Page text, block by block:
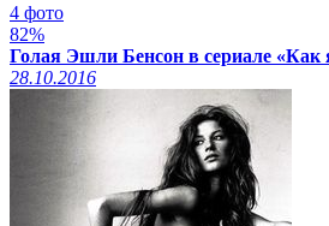
4 фото
82%
Голая Эшли Бенсон в сериале «Как
28.10.2016